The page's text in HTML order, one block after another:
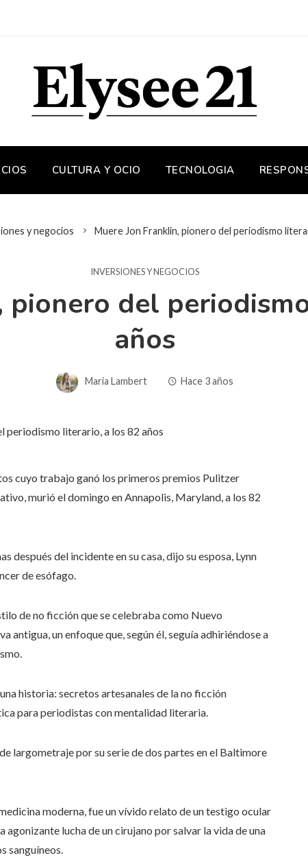
CULTURA Y OCIO TECNOLOGIA
y negocios Muere Jon Franklin, pionero del periodismo
INVERSIONES Y NEGOCIOS
pionero del
años
Maria Lambert Hace 3 años
cuyo trabajo ganó los primeros premios Pulitzer
murió el domingo en Annapolis, Maryland, a los 82
después del incidente en su casa, dijo su esposa, Lynn
de esófago.
de no ficción que se celebraba como Nuevo
antigua, un enfoque que, según él, seguía adhiriéndose a
historia: secretos artesanales de la no ficción
para periodistas con mentalidad literaria.
largometraje por su serie de dos partes en el Baltimore
moderna, fue un vívido relato de un testigo ocular
lucha de un cirujano por salvar la vida de una
sanguíneos.